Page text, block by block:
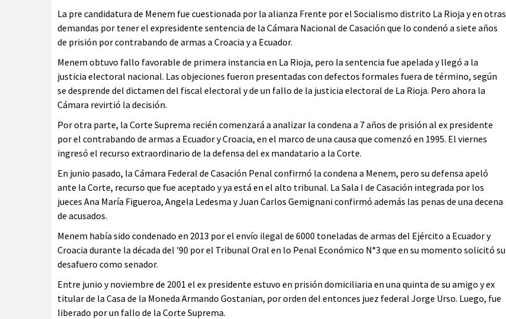
La pre candidatura de Menem fue cuestionada por la alianza Frente por el Socialismo distrito La Rioja y en otras
demandas por tener el expresidente sentencia de la Cámara Nacional de Casación que lo condenó a siete años
de prisión por contrabando de armas a Croacia y a Ecuador.
Menem obtuvo fallo favorable de primera instancia en La Rioja, pero la sentencia fue apelada y llegó a la
justicia electoral nacional. Las objeciones fueron presentadas con defectos formales fuera de término, según
se desprende del dictamen del fiscal electoral y de un fallo de la justicia electoral de La Rioja. Pero ahora la
Cámara revirtió la decisión.
Por otra parte, la Corte Suprema recién comenzará a analizar la condena a 7 años de prisión al ex presidente
por el contrabando de armas a Ecuador y Croacia, en el marco de una causa que comenzó en 1995. El viernes
ingresó el recurso extraordinario de la defensa del ex mandatario a la Corte.
En junio pasado, la Cámara Federal de Casación Penal confirmó la condena a Menem, pero su defensa apeló
ante la Corte, recurso que fue aceptado y ya está en el alto tribunal. La Sala I de Casación integrada por los
jueces Ana María Figueroa, Angela Ledesma y Juan Carlos Gemignani confirmó además las penas de una decena
de acusados.
Menem había sido condenado en 2013 por el envío ilegal de 6000 toneladas de armas del Ejército a Ecuador y
Croacia durante la década del '90 por el Tribunal Oral en lo Penal Económico N°3 que en su momento solicitó su
desafuero como senador.
Entre junio y noviembre de 2001 el ex presidente estuvo en prisión domiciliaria en una quinta de su amigo y ex
titular de la Casa de la Moneda Armando Gostanian, por orden del entonces juez federal Jorge Urso. Luego, fue
liberado por un fallo de la Corte Suprema.